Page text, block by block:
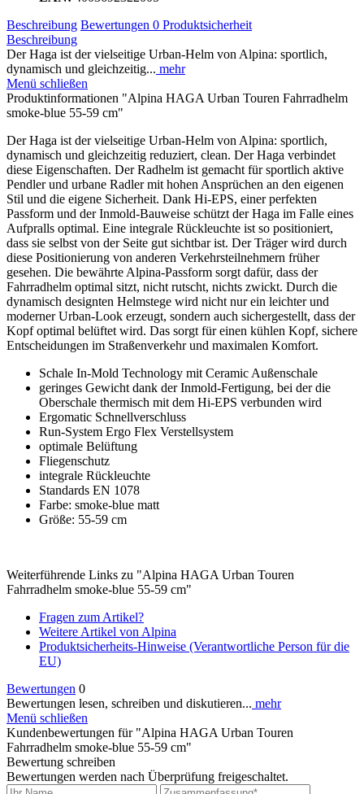
Beschreibung Bewertungen 0 Produktsicherheit
Beschreibung
Der Haga ist der vielseitige Urban-Helm von Alpina: sportlich,
dynamisch und gleichzeitig... mehr
Menü schließen
Produktinformationen "Alpina HAGA Urban Touren Fahrradhelm
smoke-blue 55-59 cm"
Der Haga ist der vielseitige Urban-Helm von Alpina: sportlich,
dynamisch und gleichzeitig reduziert, clean. Der Haga verbindet
diese Eigenschaften. Der Radhelm ist gemacht für sportlich aktive
Pendler und urbane Radler mit hohen Ansprüchen an den eigenen
Stil und die eigene Sicherheit. Dank Hi-EPS, einer perfekten
Passform und der Inmold-Bauweise schützt der Haga im Falle eines
Aufpralls optimal. Eine integrale Rückleuchte ist so positioniert,
dass sie selbst von der Seite gut sichtbar ist. Der Träger wird durch
diese Positionierung von anderen Verkehrsteilnehmern früher
gesehen. Die bewährte Alpina-Passform sorgt dafür, dass der
Fahrradhelm optimal sitzt, nicht rutscht, nichts zwickt. Durch die
dynamisch designten Helmstege wird nicht nur ein leichter und
moderner Urban-Look erzeugt, sondern auch sichergestellt, dass der
Kopf optimal belüftet wird. Das sorgt für einen kühlen Kopf, sichere
Entscheidungen im Straßenverkehr und maximalen Komfort.
Schale In-Mold Technology mit Ceramic Außenschale
geringes Gewicht dank der Inmold-Fertigung, bei der die
Oberschale thermisch mit dem Hi-EPS verbunden wird
Ergomatic Schnellverschluss
Run-System Ergo Flex Verstellsystem
optimale Belüftung
Fliegenschutz
integrale Rückleuchte
Standards EN 1078
Farbe: smoke-blue matt
Größe: 55-59 cm
Weiterführende Links zu "Alpina HAGA Urban Touren
Fahrradhelm smoke-blue 55-59 cm"
Fragen zum Artikel?
Weitere Artikel von Alpina
Produktsicherheits-Hinweise (Verantwortliche Person für die
EU)
Bewertungen 0
Bewertungen lesen, schreiben und diskutieren... mehr
Menü schließen
Kundenbewertungen für "Alpina HAGA Urban Touren
Fahrradhelm smoke-blue 55-59 cm"
Bewertung schreiben
Bewertungen werden nach Überprüfung freigeschaltet.